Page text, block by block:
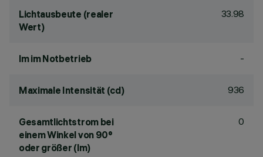
Lichtausbeute (realer
Wert)
33.98
lm im Notbetrieb -
Maximale Intensität (cd) 936
Gesamtlichtstrom bei
einem Winkel von 90°
oder größer (lm)
0